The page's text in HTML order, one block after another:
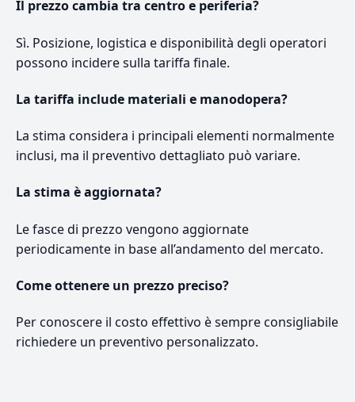
Il prezzo cambia tra centro e periferia?
Sì. Posizione, logistica e disponibilità degli operatori
possono incidere sulla tariffa finale.
La tariffa include materiali e manodopera?
La stima considera i principali elementi normalmente
inclusi, ma il preventivo dettagliato può variare.
La stima è aggiornata?
Le fasce di prezzo vengono aggiornate
periodicamente in base all’andamento del mercato.
Come ottenere un prezzo preciso?
Per conoscere il costo effettivo è sempre consigliabile
richiedere un preventivo personalizzato.